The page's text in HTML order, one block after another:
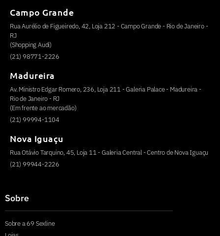
Campo Grande
Rua Aurélio de Figueiredo, 42, Loja 212 - Campo Grande - Rio de Janeiro -
RJ
(Shopping Audi)
(21) 98771-2226
Madureira
Av. Ministro Edgar Romero, 236, Loja 211 - Galeria Palace - Madureira -
Rio de Janeiro - RJ
(Em frente ao mercadão)
(21) 99994-1104
Nova Iguaçu
Rua Otávio Tarquino, 45, Loja 11 - Galeria Central - Centro de Nova Iguaçu
(21) 99944-2226
Sobre
Sobre a 69 Sexline